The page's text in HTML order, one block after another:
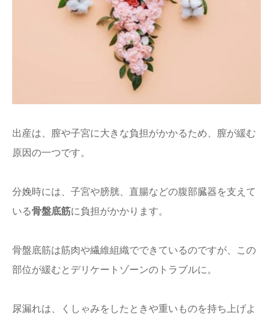
出産は、膣や子宮に大きな負担がかかるため、膣が緩む
原因の一つです。
分娩時には、子宮や膀胱、直腸などの腹部臓器を支えて
いる骨盤底筋に負担がかかります。
骨盤底筋は筋肉や繊維組織でできているのですが、この
部位が緩むとデリケートゾーンのトラブルに。
尿漏れは、くしゃみをしたときや重いものを持ち上げよ